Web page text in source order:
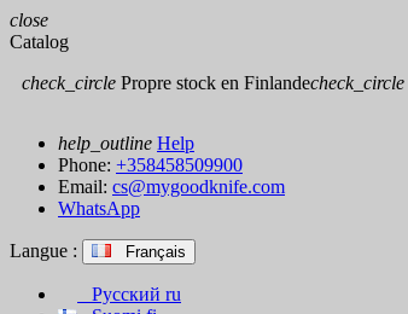
close
Catalog
check_circle Propre stock en Finlandecheck_circle
help_outline Help
Phone: +358458509900
Email: cs@mygoodknife.com
WhatsApp
Langue : Français
Русский ru